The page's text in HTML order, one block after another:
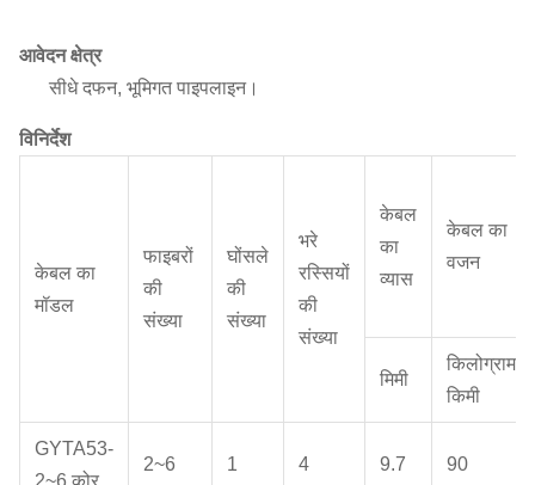
आवेदन क्षेत्र
सीधे दफन, भूमिगत पाइपलाइन।
विनिर्देश
केबल का
मॉडल
फाइबरों
की
संख्या
घोंसले
की
संख्या
भरे
रस्सियों
की
संख्या
केबल
का
व्यास
केबल का
वजन
मिमी
किलोग्राम/
किमी
GYTA53-
2~6 कोर
2~6 1 4 9.7 90